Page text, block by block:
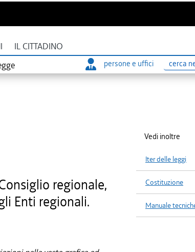
IL CITTADINO
persone e uffici
Ricerca
regionale,
Enti regionali.
Vedi inoltre
Iter delle leggi
Costituzione
Manuale